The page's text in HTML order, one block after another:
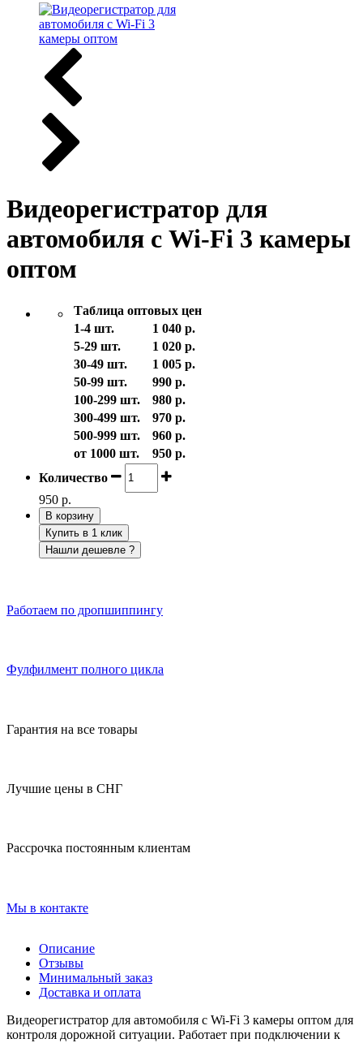
Видеорегистратор для
автомобиля с Wi-Fi 3 камеры
оптом
Таблица оптовых цен
1-4 шт.
1 040 р.
5-29 шт.
1 020 р.
30-49 шт.
1 005 р.
50-99 шт.
990 р.
100-299 шт.
980 р.
300-499 шт.
970 р.
500-999 шт.
960 р.
от 1000 шт.
950 р.
Количество
950 р.
В корзину
Купить в 1 клик
Нашли дешевле ?
Работаем по дропшиппингу
Фулфилмент полного цикла
Гарантия на все товары
Лучшие цены в СНГ
Рассрочка постоянным клиентам
Мы в контакте
Описание
Отзывы
Минимальный заказ
Доставка и оплата
Видеорегистратор для автомобиля с Wi-Fi 3 камеры оптом для
контроля дорожной ситуации. Работает при подключении к